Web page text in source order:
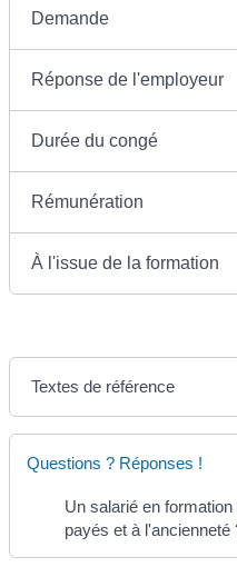
Demande
Réponse de l'employeur
Durée du congé
Rémunération
À l'issue de la formation
Textes de référence
Questions ? Réponses !
Un salarié en
payés et à l'ancienneté